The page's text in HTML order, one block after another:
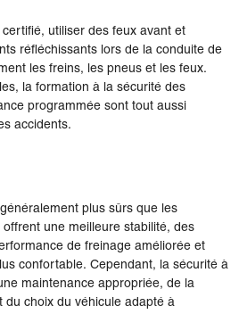
utiliser des feux avant et
réfléchissants lors de la conduite de
les freins, les pneus et les feux.
la formation à la sécurité des
programmée sont tout aussi
accidents.
plus sûrs que les
une meilleure stabilité, des
de freinage améliorée et
confortable. Cependant, la sécurité à
maintenance appropriée, de la
du choix du véhicule adapté à